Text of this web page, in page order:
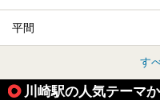
平間
す
川崎駅の人気テーマ